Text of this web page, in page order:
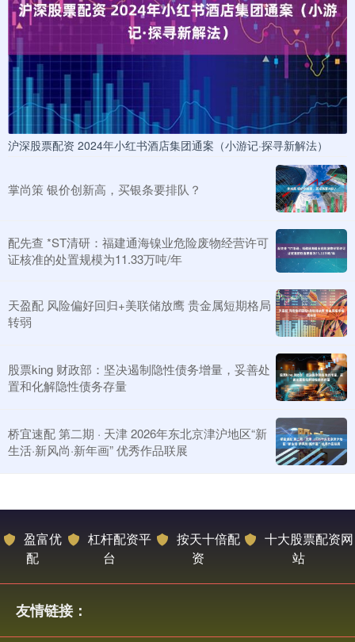
沪深股票配资 2024年小红书酒店集团通案（小游记·探寻新解法）
掌尚策 银价创新高，买银条要排队？
配先查 *ST清研：福建通海镍业危险废物经营许可
证核准的处置规模为11.33万吨/年
天盈配 风险偏好回归+美联储放鹰 贵金属短期格局
转弱
股票king 财政部：坚决遏制隐性债务增量，妥善处
置和化解隐性债务存量
桥宜速配 第二期 · 天津 2026年东北京津沪地区“新
生活·新风尚·新年画” 优秀作品联展
盈富优
配
杠杆配资平
台
按天十倍配
资
十大股票配资网
站
友情链接：